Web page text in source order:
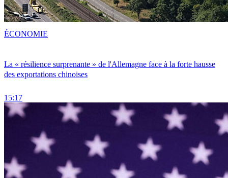
La « résilience surprenante » de l'Allemagne face à la forte hausse
des exportations chinoises
15:17
ÉCONOMIE